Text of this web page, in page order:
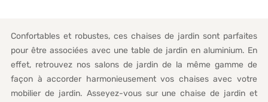
Confortables et robustes, ces chaises de jardin sont parfaites
pour être associées avec une table de jardin en aluminium. En
effet, retrouvez nos salons de jardin de la même gamme de
façon à accorder harmonieusement vos chaises avec votre
mobilier de jardin. Asseyez-vous sur une chaise de jardin et